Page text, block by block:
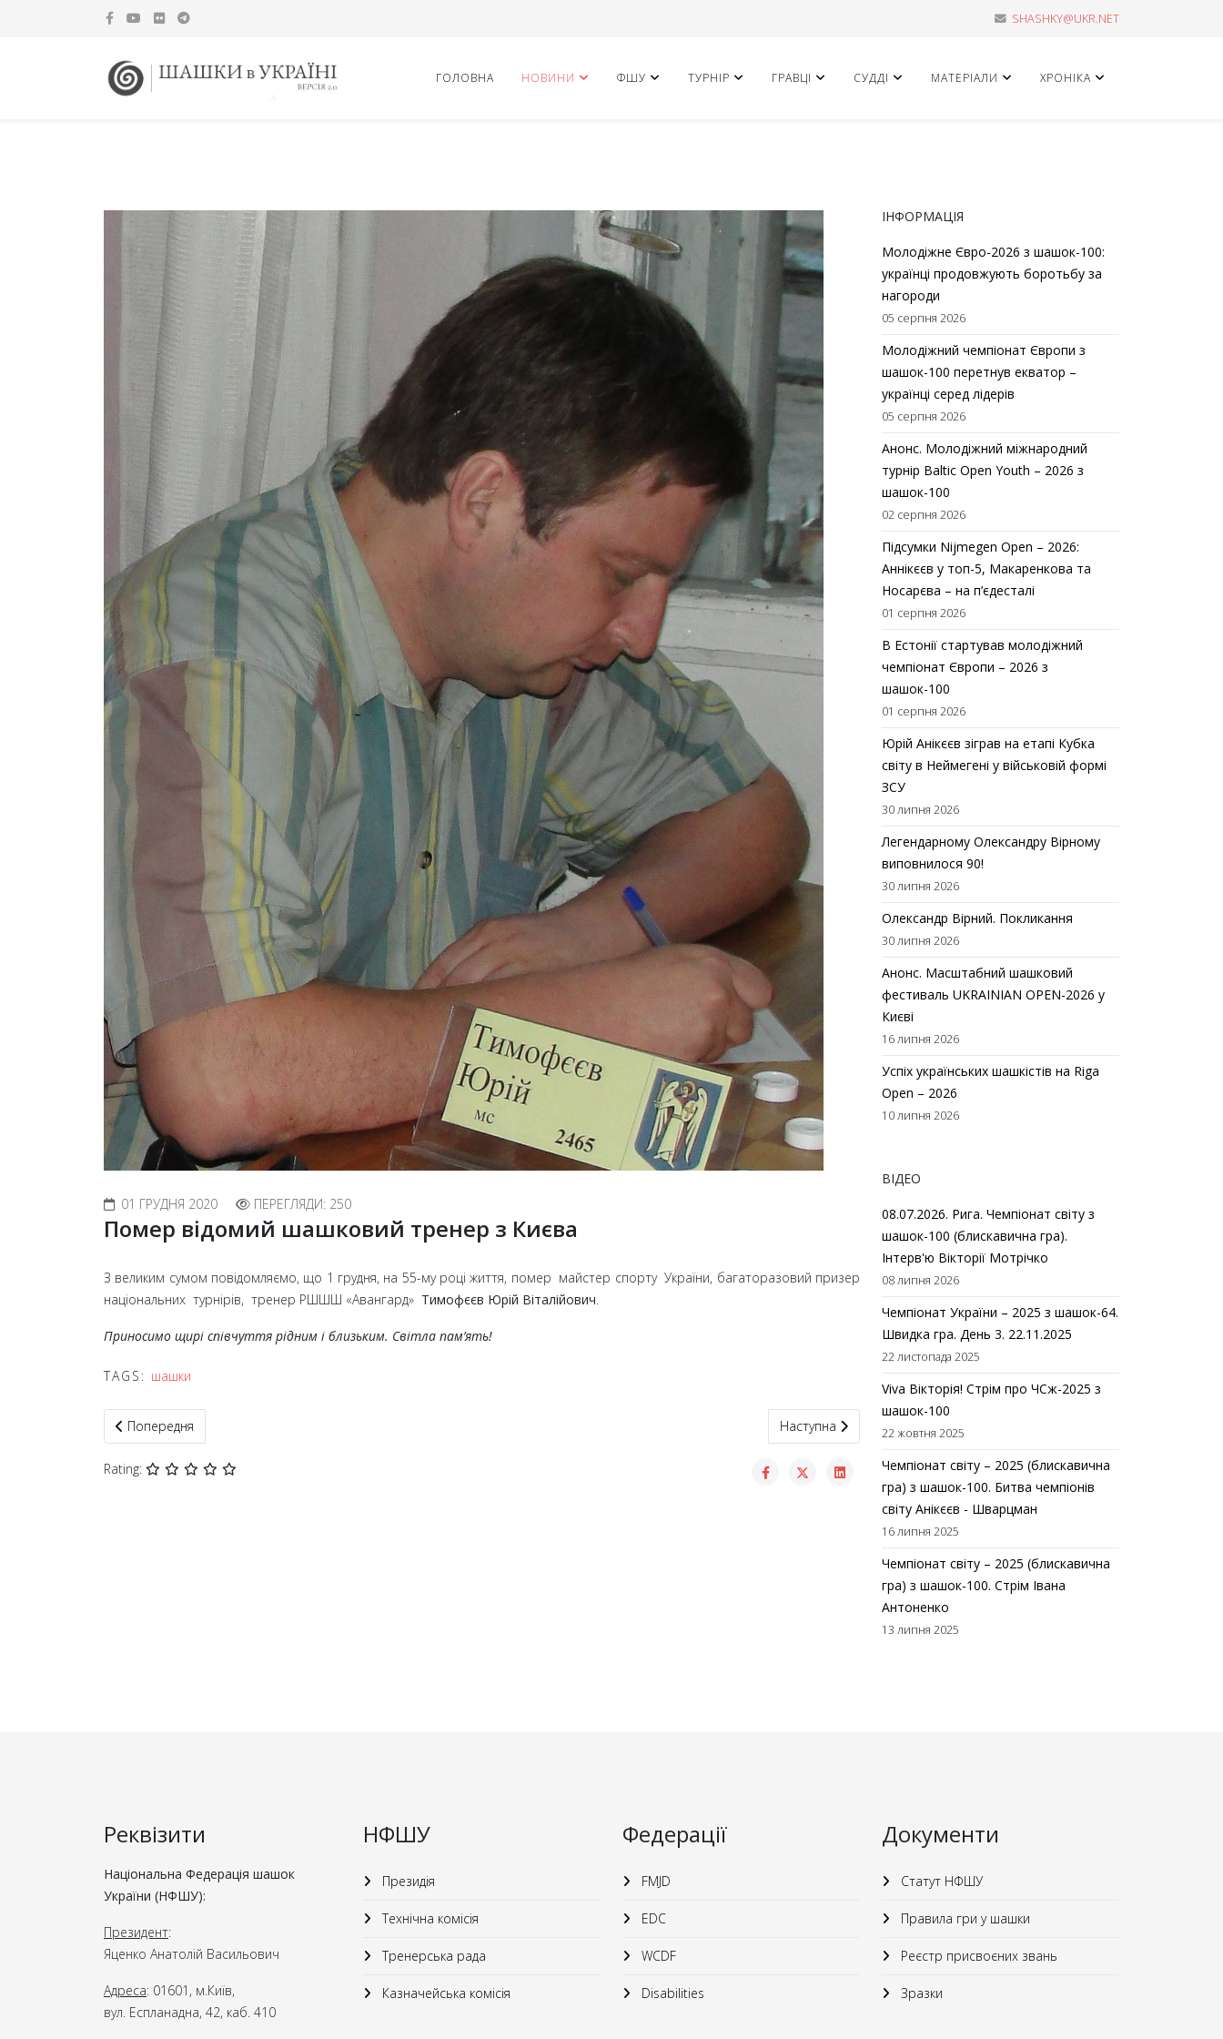
SHASHKY@UKR.NET
ГОЛОВНА НОВИНИ ФШУ ТУРНІР ГРАВЦІ СУДДІ МАТЕРІАЛИ ХРОНІКА
01 ГРУДНЯ 2020 ПЕРЕГЛЯДИ: 250
Помер відомий шашковий тренер з Києва
З великим сумом повідомляємо, що 1 грудня, на 55-му році життя, помер майстер спорту України, багаторазовий призер
національних турнірів, тренер РШШШ «Авангард» Тимофєєв Юрій Віталійович.
Приносимо щирі співчуття рідним і близьким. Світла пам’ять!
TAGS: шашки
Попередня стаття: У Кам'янському завершився чемпіонат міста з шашок-64
Попередня Наступна стаття: У Києві помер відомий шашковий функціонер та
Наступна
Rating:
ІНФОРМАЦІЯ
Молодіжне Євро-2026 з шашок-100:
українці продовжують боротьбу за
нагороди
05 серпня 2026
Молодіжний чемпіонат Європи з
шашок-100 перетнув екватор –
українці серед лідерів
05 серпня 2026
Анонс. Молодіжний міжнародний
турнір Baltic Open Youth – 2026 з
шашок-100
02 серпня 2026
Підсумки Nijmegen Open – 2026:
Аннікєєв у топ-5, Макаренкова та
Носарєва – на п’єдесталі
01 серпня 2026
В Естонії стартував молодіжний
чемпіонат Європи – 2026 з
шашок-100
01 серпня 2026
Юрій Анікєєв зіграв на етапі Кубка
світу в Неймегені у військовій формі
ЗСУ
30 липня 2026
Легендарному Олександру Вірному
виповнилося 90!
30 липня 2026
Олександр Вірний. Покликання
30 липня 2026
Анонс. Масштабний шашковий
фестиваль UKRAINIAN OPEN-2026 у
Києві
16 липня 2026
Успіх українських шашкістів на Riga
Open – 2026
10 липня 2026
ВІДЕО
08.07.2026. Рига. Чемпіонат світу з
шашок-100 (блискавична гра).
Інтерв'ю Вікторії Мотрічко
08 липня 2026
Чемпіонат України – 2025 з шашок-64.
Швидка гра. День 3. 22.11.2025
22 листопада 2025
Viva Вікторія! Стрім про ЧСж-2025 з
шашок-100
22 жовтня 2025
Чемпіонат світу – 2025 (блискавична
гра) з шашок-100. Битва чемпіонів
світу Анікєєв - Шварцман
16 липня 2025
Чемпіонат світу – 2025 (блискавична
гра) з шашок-100. Стрім Івана
Антоненко
13 липня 2025
Реквізити
Національна Федерація шашок
України (НФШУ):
Президент:
Яценко Анатолій Васильович
Адреса: 01601, м.Київ,
вул. Еспланадна, 42, каб. 410
НФШУ
Президія
Технічна комісія
Тренерська рада
Казначейська комісія
Федерації
FMJD
EDC
WCDF
Disabilities
Документи
Статут НФШУ
Правила гри у шашки
Реєстр присвоєних звань
Зразки